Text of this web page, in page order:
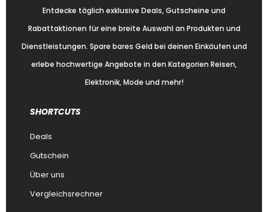
Entdecke täglich exklusive Deals, Gutscheine und
Rabattaktionen für eine breite Auswahl an Produkten und
Dienstleistungen. Spare bares Geld bei deinen Einkäufen und
erlebe hochwertige Angebote in den Kategorien Reisen,
Elektronik, Mode und mehr!
SHORTCUTS
Deals
Gutschein
Über uns
Vergleichsrechner